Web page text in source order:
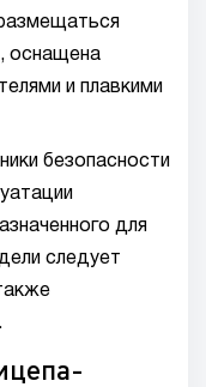
оснащена
и плавкими
безопасности
для
следует